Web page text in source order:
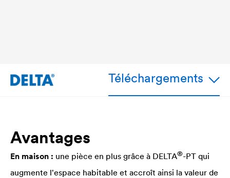
Téléchargements
Avantages
En maison : une pièce en plus grâce à DELTA®-PT qui
augmente l'espace habitable et accroît ainsi la valeur de